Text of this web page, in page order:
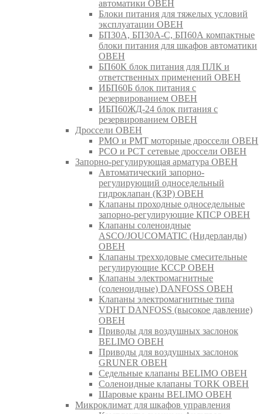
автоматики ОВЕН
Блоки питания для тяжелых условий
эксплуатации ОВЕН
БП30А, БП30А-С, БП60А компактные
блоки питания для шкафов автоматики
ОВЕН
БП60К блок питания для ПЛК и
ответственных применений ОВЕН
ИБП60Б блок питания с
резервированием ОВЕН
ИБП60ЖД-24 блок питания с
резервированием ОВЕН
Дроссели ОВЕН
РМО и РМТ моторные дроссели ОВЕН
РСО и РСТ сетевые дроссели ОВЕН
Запорно-регулирующая арматура ОВЕН
Автоматический запорно-
регулирующий односедельный
гидроклапан (КЗР) ОВЕН
Клапаны проходные односедельные
запорно-регулирующие КПСР ОВЕН
Клапаны соленоидные
ASCO/JOUCOMATIC (Нидерланды)
ОВЕН
Клапаны трехходовые смесительные
регулирующие КССР ОВЕН
Клапаны электромагнитные
(соленоидные) DANFOSS ОВЕН
Клапаны электромагнитные типа
VDHT DANFOSS (высокое давление)
ОВЕН
Приводы для воздушных заслонок
BELIMO ОВЕН
Приводы для воздушных заслонок
GRUNER ОВЕН
Седельные клапаны BELIMO ОВЕН
Соленоидные клапаны TORK ОВЕН
Шаровые краны BELIMO ОВЕН
Микроклимат для шкафов управления